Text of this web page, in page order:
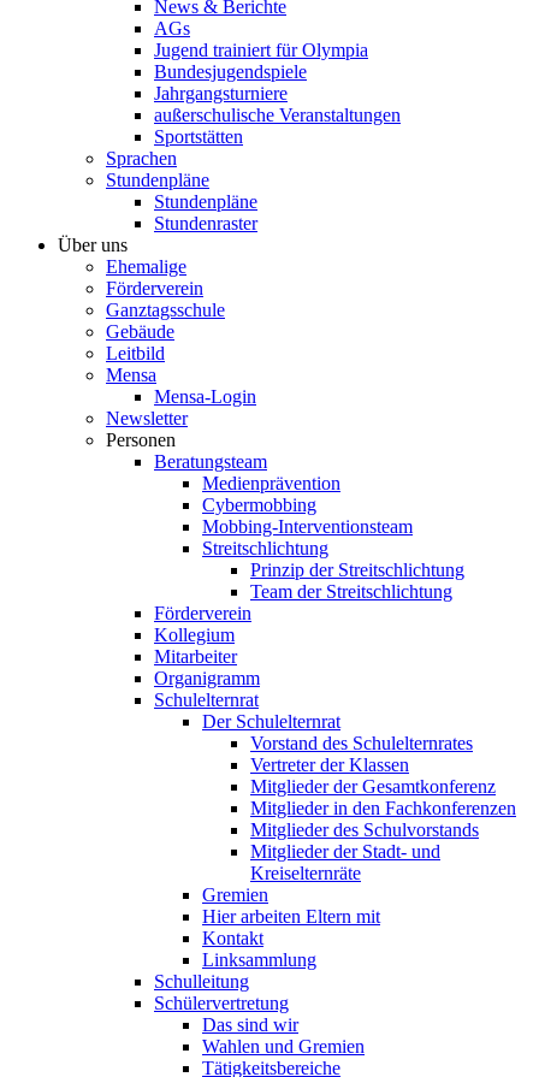
News & Berichte
AGs
Jugend trainiert für Olympia
Bundesjugendspiele
Jahrgangsturniere
außerschulische Veranstaltungen
Sportstätten
Sprachen
Stundenpläne
Stundenpläne
Stundenraster
Über uns
Ehemalige
Förderverein
Ganztagsschule
Gebäude
Leitbild
Mensa
Mensa-Login
Newsletter
Personen
Beratungsteam
Medienprävention
Cybermobbing
Mobbing-Interventionsteam
Streitschlichtung
Prinzip der Streitschlichtung
Team der Streitschlichtung
Förderverein
Kollegium
Mitarbeiter
Organigramm
Schulelternrat
Der Schulelternrat
Vorstand des Schulelternrates
Vertreter der Klassen
Mitglieder der Gesamtkonferenz
Mitglieder in den Fachkonferenzen
Mitglieder des Schulvorstands
Mitglieder der Stadt- und
Kreiselternräte
Gremien
Hier arbeiten Eltern mit
Kontakt
Linksammlung
Schulleitung
Schülervertretung
Das sind wir
Wahlen und Gremien
Tätigkeitsbereiche